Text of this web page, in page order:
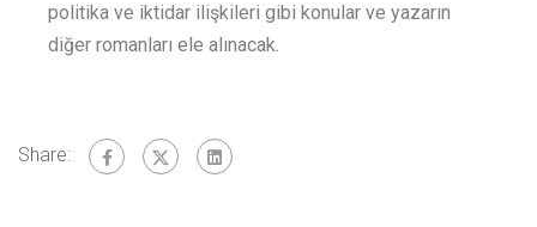
politika ve iktidar ilişkileri gibi konular ve yazarın
diğer romanları ele alınacak.
Share: